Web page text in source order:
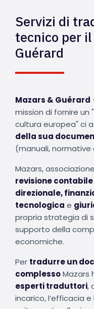
Servizi di
tecnico per
Guérard
Mazars & Guérard
mission di fornire un
cultura europea" ci
della sua
(manuali,
Mazars,
revisione contabile
direzionale,
tecnologica e
propria strategia di
supporto della
economiche.
Per tradurre un
complessoMazars
esperti traduttori,
incarico, l’efficacia